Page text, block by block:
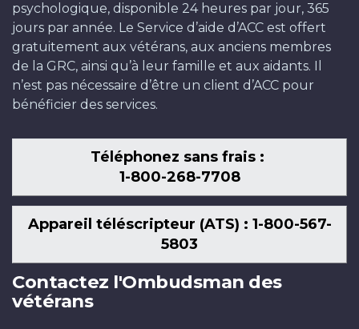
psychologique, disponible 24 heures par jour, 365
jours par année. Le Service d’aide d’ACC est offert
gratuitement aux vétérans, aux anciens membres
de la GRC, ainsi qu’à leur famille et aux aidants. Il
n’est pas nécessaire d’être un client d’ACC pour
bénéficier des services.
Téléphonez sans frais :
1-800-268-7708
Appareil téléscripteur (ATS) : 1-800-567-
5803
Contactez l'Ombudsman des
vétérans